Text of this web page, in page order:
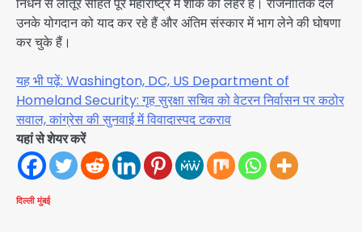
उनके योगदान को याद कर रहे हैं और अंतिम संस्कार में भाग लेने की घोषणा
कर चुके हैं।
यह भी पढ़ें: Washington, DC, US Department of
Homeland Security: गृह सुरक्षा सचिव को वेटरन निर्वासन पर कठोर
सवाल, कांग्रेस की सुनवाई में विवादास्पद टकराव
यहां से शेयर करें
दिल्ली मुंबई